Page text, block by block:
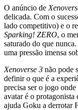
O anúncio de
delicada. Com o
lado competitivo) e o
Sparking! ZERO, o
saturado do que
uma pressão imensa
Xenoverse 3 não pode
definir o que é a
precisa ser o jogo
avatar é o protagonista
ajuda Goku a derrotar